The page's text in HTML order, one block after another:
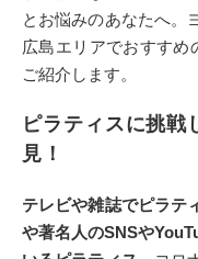
とお悩みのあなたへ。
広島エリアでおすすめ
ご紹介します。
ピラティスに挑戦
見！
テレビや雑誌でピラテ
や著名人のSNSや